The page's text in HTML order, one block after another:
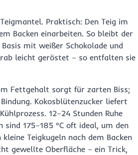
Praktisch: Den Teig im
Backen einarbeiten. So bleibt der
mit weißer Schokolade und
leicht geröstet – so entfalten sie
Fettgehalt sorgt für zarten Biss;
Kokosblütenzucker liefert
12–24 Stunden Ruhe
175–185 °C oft ideal, um den
Teigkugeln nach dem Backen
gewellte Oberfläche – ein Trick,